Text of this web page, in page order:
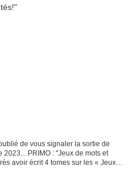
de vous signaler la sortie de
PRIMO : "Jeux de mots et
avoir écrit 4 tomes sur les « Jeux